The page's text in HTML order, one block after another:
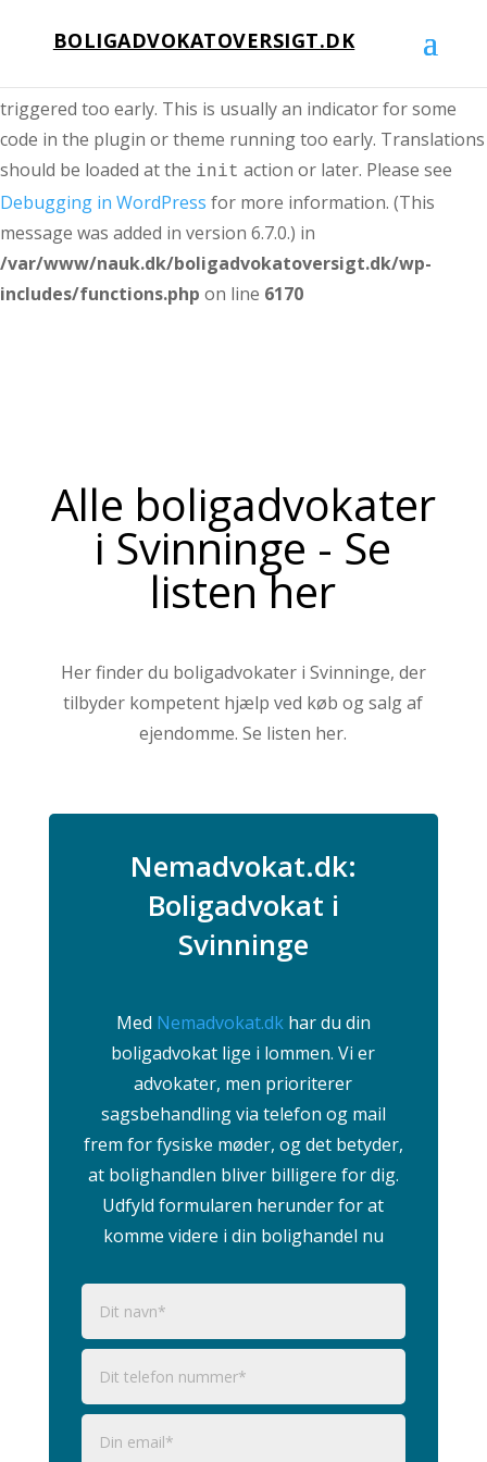
Notice: Function _load_textdomain_just_in_time was called
triggered too early. This is usually an indicator for some
code in the plugin or theme running too early. Translations
should be loaded at the init action or later. Please see
Debugging in WordPress for more information. (This
message was added in version 6.7.0.) in
/var/www/nauk.dk/boligadvokatoversigt.dk/wp-
includes/functions.php on line 6170
BOLIGADVOKATOVERSIGT.DK
Alle boligadvokater
i Svinninge - Se
listen her
Her finder du boligadvokater i Svinninge, der
tilbyder kompetent hjælp ved køb og salg af
ejendomme. Se listen her.
Nemadvokat.dk:
Boligadvokat i
Svinninge
Med Nemadvokat.dkhar du din
boligadvokat lige i lommen. Vi er
advokater, men prioriterer
sagsbehandling via telefon og mail
frem for fysiske møder, og det betyder,
at bolighandlen bliver billigere for dig.
Udfyld formularen herunder for at
komme videre i din bolighandel nu